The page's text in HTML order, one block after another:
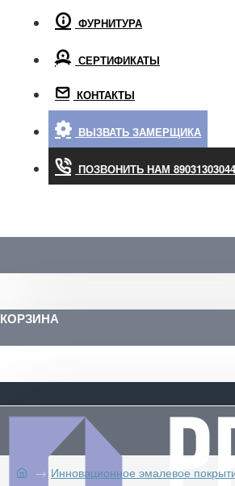
ФУРНИТУРА
СЕРТИФИКАТЫ
КОНТАКТЫ
ВЫЗВАТЬ ЗАМЕРЩИКА
ПОЗВОНИТЬ НАМ 89031303044
КОРЗИНА
Инновационное эмалевое